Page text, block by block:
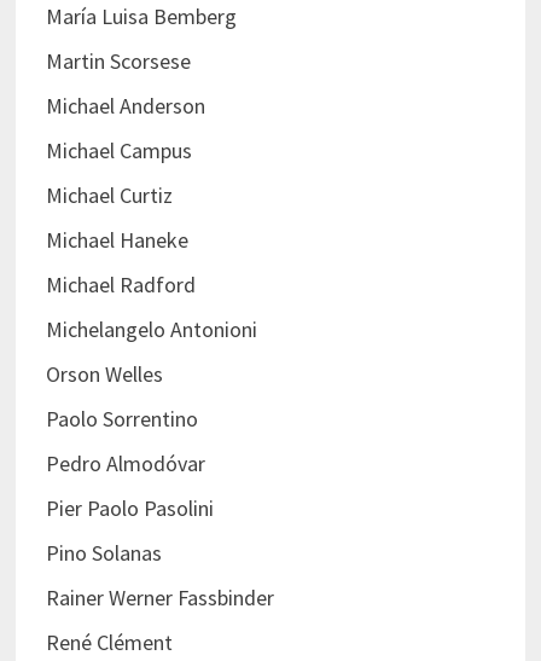
María Luisa Bemberg
Martin Scorsese
Michael Anderson
Michael Campus
Michael Curtiz
Michael Haneke
Michael Radford
Michelangelo Antonioni
Orson Welles
Paolo Sorrentino
Pedro Almodóvar
Pier Paolo Pasolini
Pino Solanas
Rainer Werner Fassbinder
René Clément